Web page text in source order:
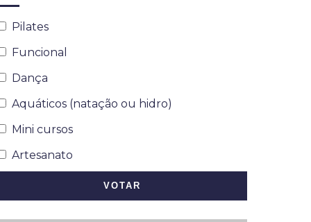
Pilates
Funcional
Dança
Aquáticos (natação ou hidro)
Mini cursos
Artesanato